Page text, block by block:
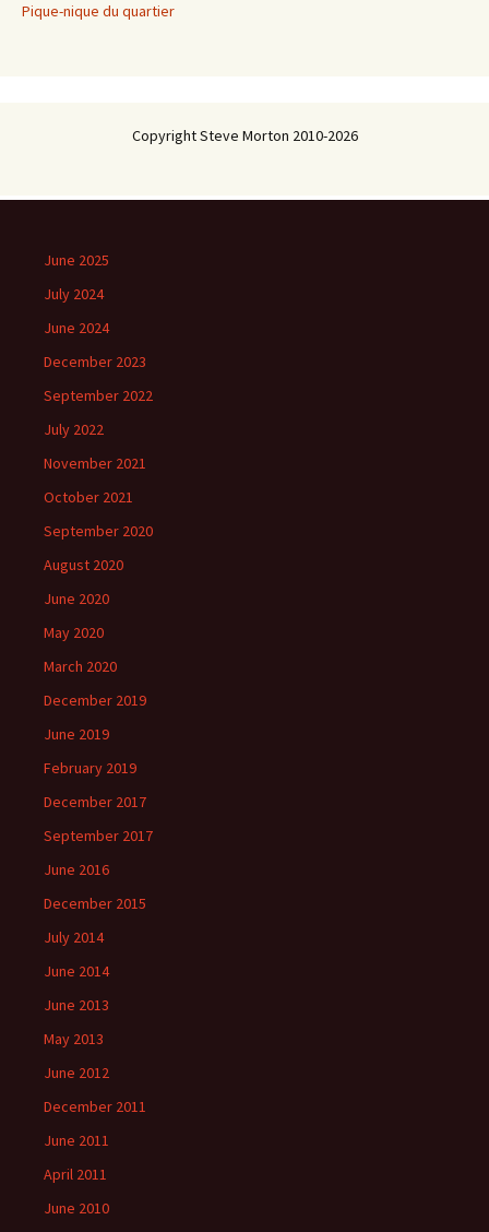
Pique-nique du quartier
Copyright Steve Morton 2010-2026
June 2025
July 2024
June 2024
December 2023
September 2022
July 2022
November 2021
October 2021
September 2020
August 2020
June 2020
May 2020
March 2020
December 2019
June 2019
February 2019
December 2017
September 2017
June 2016
December 2015
July 2014
June 2014
June 2013
May 2013
June 2012
December 2011
June 2011
April 2011
June 2010